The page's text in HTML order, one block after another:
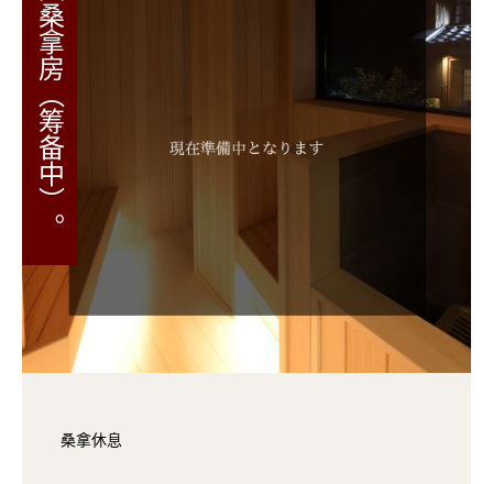
私人桑拿房（筹备中）。
桑拿休息